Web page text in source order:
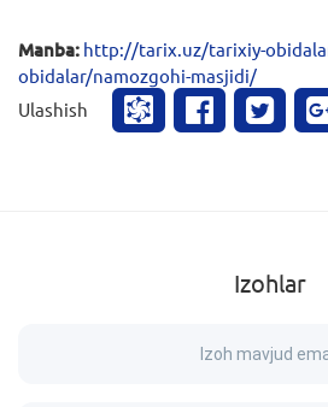
Manba: http://tarix.uz/tarixiy-
obidalar/namozgohi-masjidi/
Ulashish
Izohlar
Izoh mavjud